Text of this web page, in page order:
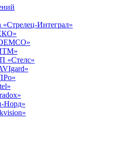
«Стрелец-Интеграл»
«Стелс»
Норд»